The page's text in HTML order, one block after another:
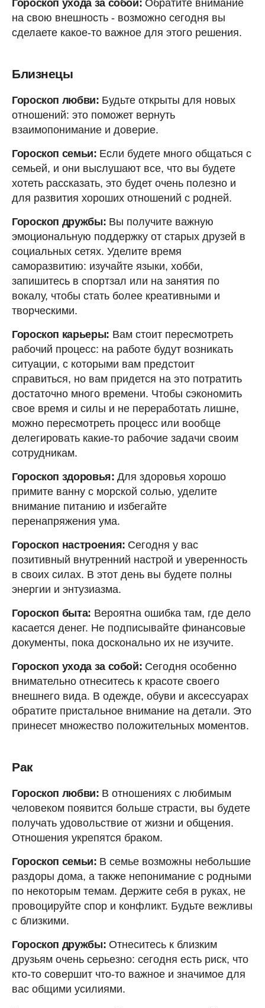
Гороскоп ухода за собой: Обратите внимание
на свою внешность - возможно сегодня вы
сделаете какое-то важное для этого решения.
Близнецы
Гороскоп любви: Будьте открыты для новых
отношений: это поможет вернуть
взаимопонимание и доверие.
Гороскоп семьи: Если будете много общаться с
семьей, и они выслушают все, что вы будете
хотеть рассказать, это будет очень полезно и
для развития хороших отношений с родней.
Гороскоп дружбы: Вы получите важную
эмоциональную поддержку от старых друзей в
социальных сетях. Уделите время
саморазвитию: изучайте языки, хобби,
запишитесь в спортзал или на занятия по
вокалу, чтобы стать более креативными и
творческими.
Гороскоп карьеры: Вам стоит пересмотреть
рабочий процесс: на работе будут возникать
ситуации, с которыми вам предстоит
справиться, но вам придется на это потратить
достаточно много времени. Чтобы сэкономить
свое время и силы и не переработать лишне,
можно пересмотреть процесс или вообще
делегировать какие-то рабочие задачи своим
сотрудникам.
Гороскоп здоровья:Для здоровья хорошо
примите ванну с морской солью, уделите
внимание питанию и избегайте
перенапряжения ума.
Гороскоп настроения: Сегодня у вас
позитивный внутренний настрой и уверенность
в своих силах. В этот день вы будете полны
энергии и энтузиазма.
Гороскоп быта: Вероятна ошибка там, где дело
касается денег. Не подписывайте финансовые
документы, пока досконально их не изучите.
Гороскоп ухода за собой: Сегодня особенно
внимательно отнеситесь к красоте своего
внешнего вида. В одежде, обуви и аксессуарах
обратите пристальное внимание на детали. Это
принесет множество положительных моментов.
Рак
Гороскоп любви: В отношениях с любимым
человеком появится больше страсти, вы будете
получать удовольствие от жизни и общения.
Отношения укрепятся браком.
Гороскоп семьи: В семье возможны небольшие
раздоры дома, а также непонимание с родными
по некоторым темам. Держите себя в руках, не
провоцируйте спор и конфликт. Будьте вежливы
с близкими.
Гороскоп дружбы: Отнеситесь к близким
друзьям очень серьезно: сегодня есть риск, что
кто-то совершит что-то важное и значимое для
вас общими усилиями.